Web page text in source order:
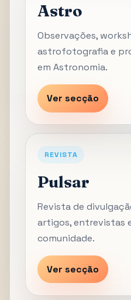
Astro
Observações,
astrofotografia e
em Astronomia.
Ver secção
REVISTA
Pulsar
Revista de
artigos, entrevistas
comunidade.
Ver secção